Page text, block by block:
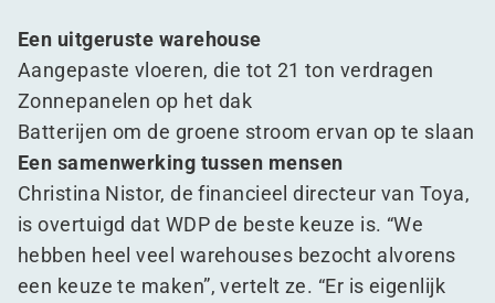
Een uitgeruste warehouse
Aangepaste vloeren, die tot 21 ton verdragen
Zonnepanelen op het dak
Batterijen om de groene stroom ervan op te slaan
Een samenwerking tussen mensen
Christina Nistor, de financieel directeur van Toya,
is overtuigd dat WDP de beste keuze is. “We
hebben heel veel warehouses bezocht alvorens
een keuze te maken”, vertelt ze. “Er is eigenlijk